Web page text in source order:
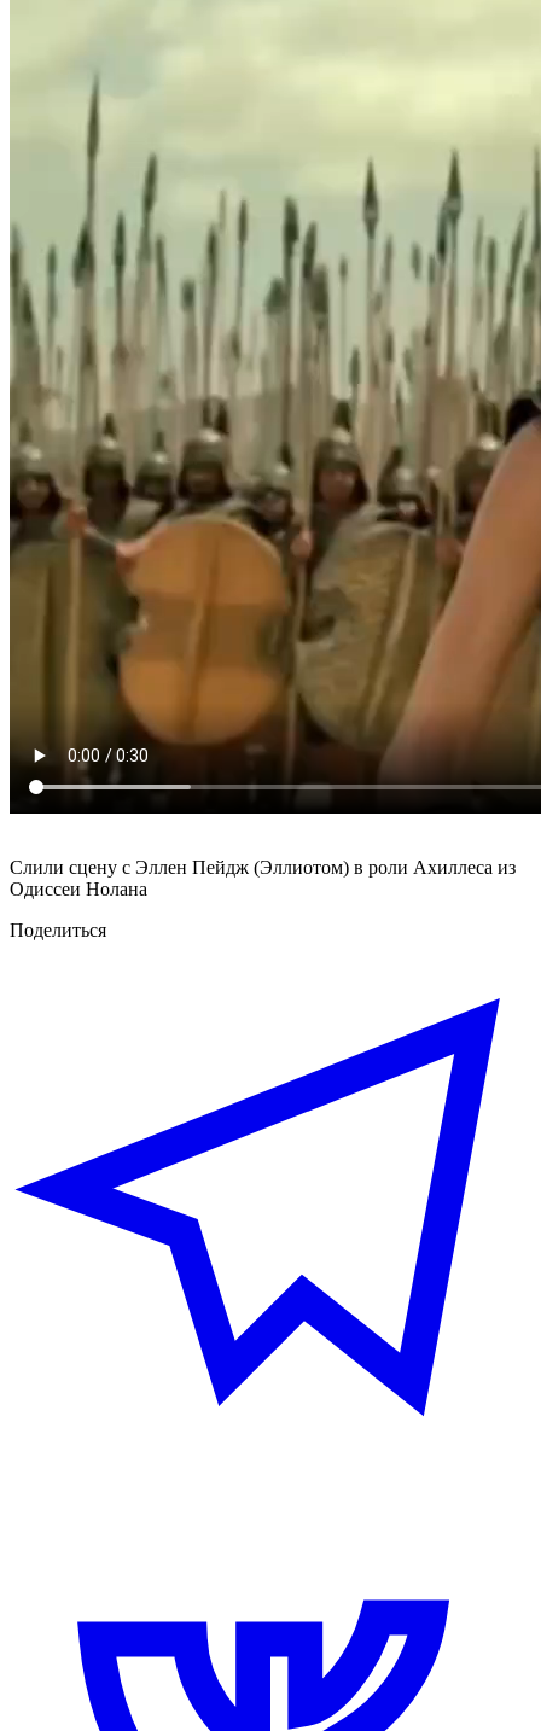
Слили сцену с Эллен Пейдж (Эллиотом) в роли Ахиллеса из
Одиссеи Нолана
Поделиться